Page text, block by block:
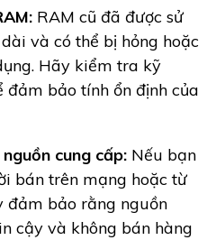
RAM cũ đã được sử
và có thể bị hỏng hoặc
Hãy kiểm tra kỹ
bảo tính ổn định của
cung cấp: Nếu bạn
bán trên mạng hoặc từ
đảm bảo rằng nguồn
cậy và không bán hàng